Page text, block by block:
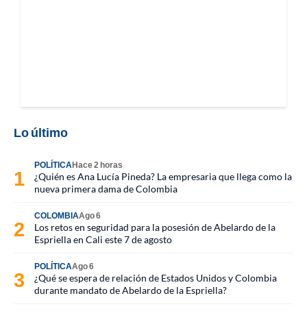
Lo último
POLÍTICAHace 2 horas
¿Quién es Ana Lucía Pineda? La empresaria que llega como la
nueva primera dama de Colombia
COLOMBIAAgo 6
Los retos en seguridad para la posesión de Abelardo de la
Espriella en Cali este 7 de agosto
POLÍTICAAgo 6
¿Qué se espera de relación de Estados Unidos y Colombia
durante mandato de Abelardo de la Espriella?